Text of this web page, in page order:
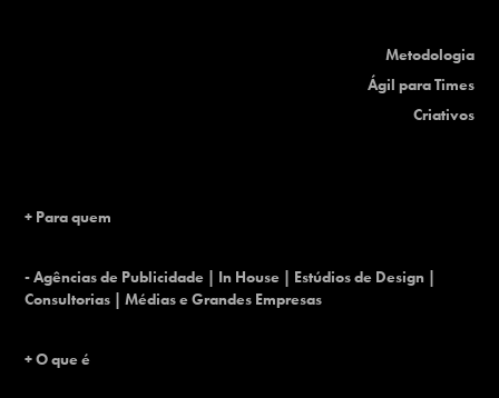
Metodologia
Ágil para Times
Criativos
+ Para quem
- Agências de Publicidade | In House | Estúdios de Design |
Consultorias | Médias e Grandes Empresas
+ O que é